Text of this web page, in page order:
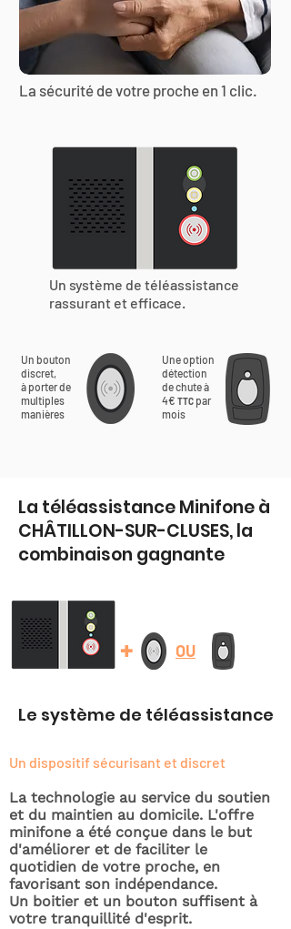
La sécurité de votre proche en 1 clic.
Un système de téléassistance
rassurant et efficace.
Un bouton
discret,
à porter de
multiples
manières
Une option
détection
de chute à
4€ TTC par
mois
La téléassistance Minifone à
CHÂTILLON-SUR-CLUSES, la
combinaison gagnante
+ OU
Le système de téléassistance
Un dispositif sécurisant et discret
La technologie au service du soutien
et du maintien au domicile. L'offre
minifone a été conçue dans le but
d'améliorer et de faciliter le
quotidien de votre proche, en
favorisant son indépendance.
Un boitier et un bouton suffisent à
votre tranquillité d'esprit.